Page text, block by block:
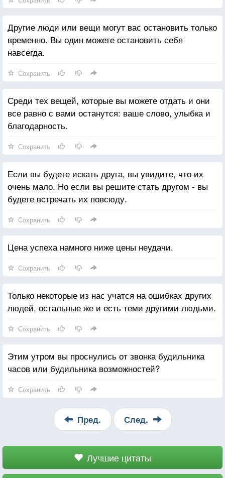
Другие люди или вещи могут вас остановить только
временно. Вы один можете остановить себя
навсегда.
Сохранить
Среди тех вещей, которые вы можете отдать и они
все равно с вами останутся: ваше слово, улыбка и
благодарность.
Сохранить
Если вы будете искать друга, вы увидите, что их
очень мало. Но если вы решите стать другом - вы
будете встречать их повсюду.
Сохранить
Цена успеха намного ниже цены неудачи.
Сохранить
Только некоторые из нас учатся на ошибках других
людей, остальные же и есть теми другими людьми.
Сохранить
Этим утром вы проснулись от звонка будильника
часов или будильника возможностей?
Сохранить
Пред. След.
Лучшие цитаты